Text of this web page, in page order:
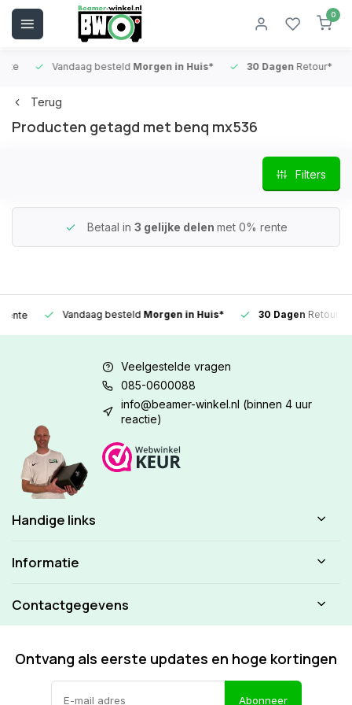
0
Vandaag besteldMorgen in Huis* 30 DagenRetour*
Terug
Producten getagd met benq mx536
Filters
Betaal in 3 gelijke delen met 0% rente
Vandaag besteldMorgen in Huis* 30 DagenRetour*
Veelgestelde vragen
085-0600088
info@beamer-winkel.nl (binnen 4 uur
reactie)
Handige links
Informatie
Contactgegevens
Ontvang als eerste updates en hoge kortingen
Abonneer